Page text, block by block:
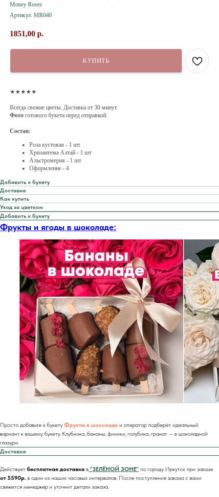
Money Roses
Артикул: MR040
1851,00 р.
КУПИТЬ
★★★★★
Всегда свежие цветы. Доставка от 30 минут.
Фото готового букета перед отправкой.
Состав:
Роза кустовая - 1 шт
Хризантема Алтай - 1 шт
Альстромерия - 1 шт
Оформление - 4
Добавить к букету
Доставка
Как купить
Уход за цветком
Добавить к букету
Фрукты и ягоды в шоколаде:
Просто добавьте к букету Фрукты в шоколаде и оператор подберёт идеальный
вариант к вашему букету. Клубника, бананы, финики, голубика, гранат — в шоколадной
глазури.
Доставка
Действует бесплатная доставка в "ЗЕЛЁНОЙ ЗОНЕ" по городу Иркутск при заказе
от 5590р. в один из наших часовых интервалов. После поступления заказа с вами
свяжется менеджер и уточнит детали заказа.